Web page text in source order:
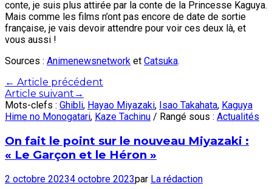
conte, je suis plus attirée par la conte de la Princesse Kaguya.
Mais comme les films n’ont pas encore de date de sortie
française, je vais devoir attendre pour voir ces deux là, et
vous aussi !
Sources : Animenewsnetwork et Catsuka.
Post
navigation
← Article précédent
Article suivant →
Mots-clefs : Ghibli, Hayao Miyazaki, Isao Takahata, Kaguya
Hime no Monogatari, Kaze Tachinu / Rangé sous : Actualités
On fait le point sur le nouveau Miyazaki :
« Le Garçon et le Héron »
2 octobre 20234 octobre 2023par La rédaction